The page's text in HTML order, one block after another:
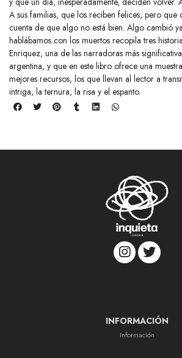
A sus familias, que los reciben felices, pero que
cuenta de que algo no está bien. Algo cambió
hablábamos con los muertos recopila tres
Enriquez, una de las narradoras más
argentina, y que en este libro ofrece una
mejores recursos, los que llevan al lector a
intriga, la ternura, la risa y el espanto.
INFORMACIÓN
Información